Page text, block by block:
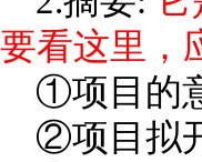
要看这里
①项目的
②项目拟